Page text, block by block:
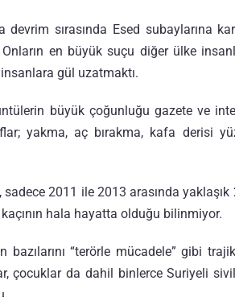
devrim sırasında Esed subaylarına
en büyük suçu diğer ülke
gül uzatmaktı.
büyük çoğunluğu gazete ve
yakma, aç bırakma, kafa derisi
sadece 2011 ile 2013 arasında
hala hayatta olduğu bilinmiyor.
bazılarını “terörle mücadele” gibi
çocuklar da dahil binlerce Suriyeli